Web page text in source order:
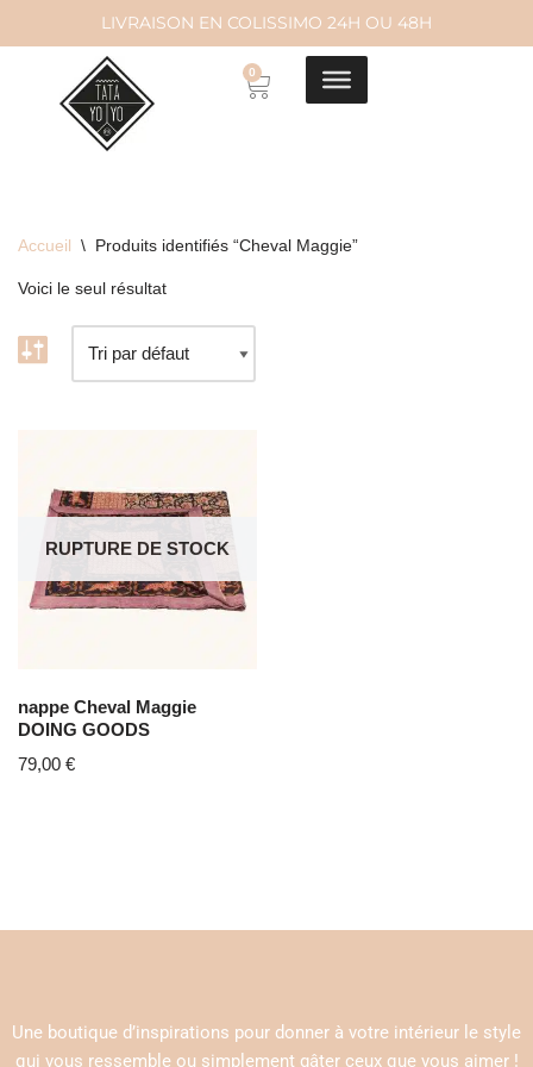
contenu
LIVRAISON EN COLISSIMO 24H OU 48H
0
Accueil \ Produits identifiés “Cheval Maggie”
Voici le seul résultat
RUPTURE DE STOCK
nappe Cheval Maggie
DOING GOODS
79,00 €
Une boutique d’inspirations pour donner à votre intérieur le style
qui vous ressemble ou simplement gâter ceux que vous aimer !